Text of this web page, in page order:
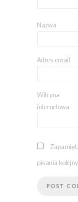
Nazwa
Adres email
Witryna
internetowa
pisania